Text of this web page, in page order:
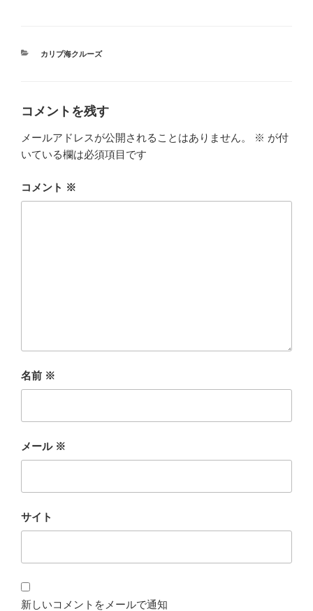
カ
カリブ海クルーズ
コメントを残す
メールアドレスが公開されることはありません。 ※ が付
いている欄は必須項目です
コメント ※
名前 ※
メール ※
サイト
新しいコメントをメールで通知